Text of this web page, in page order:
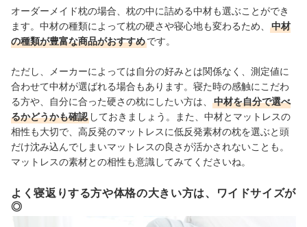
オーダーメイド枕の場合、枕の中に詰める中材も選ぶことができ
ます。中材の種類によって枕の硬さや寝心地も変わるため、
中材
の種類が豊富な商品がおすすめです。
ただし、メーカーによっては自分の好みとは関係なく、測定値に
合わせて中材が選ばれる場合もあります。寝た時の感触にこだわ
る方や、自分に合った硬さの枕にしたい方は、
中材を自分で選べ
るかどうかも確認 しておきましょう。また、中材とマットレスの
相性も大切で、高反発のマットレスに低反発素材の枕を選ぶと頭
だけ沈み込んでしまいマットレスの良さが活かされないことも。
マットレスの素材との相性も意識してみてくださいね。
よく寝返りする方や体格の大きい方は、ワイドサイズが
◎